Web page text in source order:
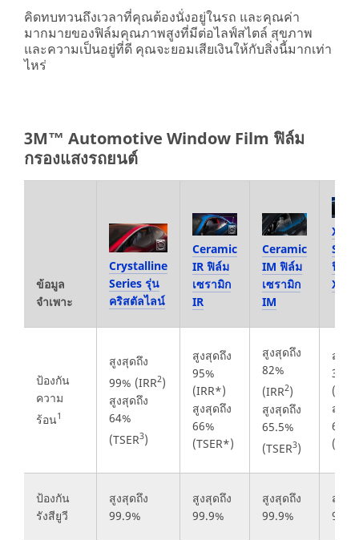
คิดทบทวนถึงเวลาที่คุณต้องนั่งอยู่ในรถ และคุณค่า
มากมายของฟิล์มคุณภาพสูงที่มีต่อไลฟ์สไตล์ สุขภาพ
และความเป็นอยู่ที่ดี คุณจะยอมเสียเงินให้กับสิ่งนี้มากเท่า
ไหร่
3M™ Automotive Window Film ฟิล์ม
กรองแสงรถยนต์
ข้อมูล
จำเพาะ
Crystalline
Series รุ่น
คริสตัลไลน์
Ceramic
IR ฟิล์ม
เซรามิก
IR
Ceramic
IM ฟิล์ม
เซรามิก
IM
XP
ฟิล์ม
XP
ป้องกัน
ความ
ร้อน1
สูงสุดถึง
99% (IRR2)
สูงสุดถึง
64%
(TSER3)
สูงสุดถึง
95%
(IRR*)
สูงสุดถึง
66%
(TSER*)
สูงสุดถึง
82%
(IRR2)
สูงสุดถึง
65.5%
(TSER3)
สูงสุ
35%
สูงสุ
65%
ป้องกัน
รังสียูวี
สูงสุดถึง
99.9%
สูงสุดถึง
99.9%
สูงสุดถึง
99.9%
สูงสุ